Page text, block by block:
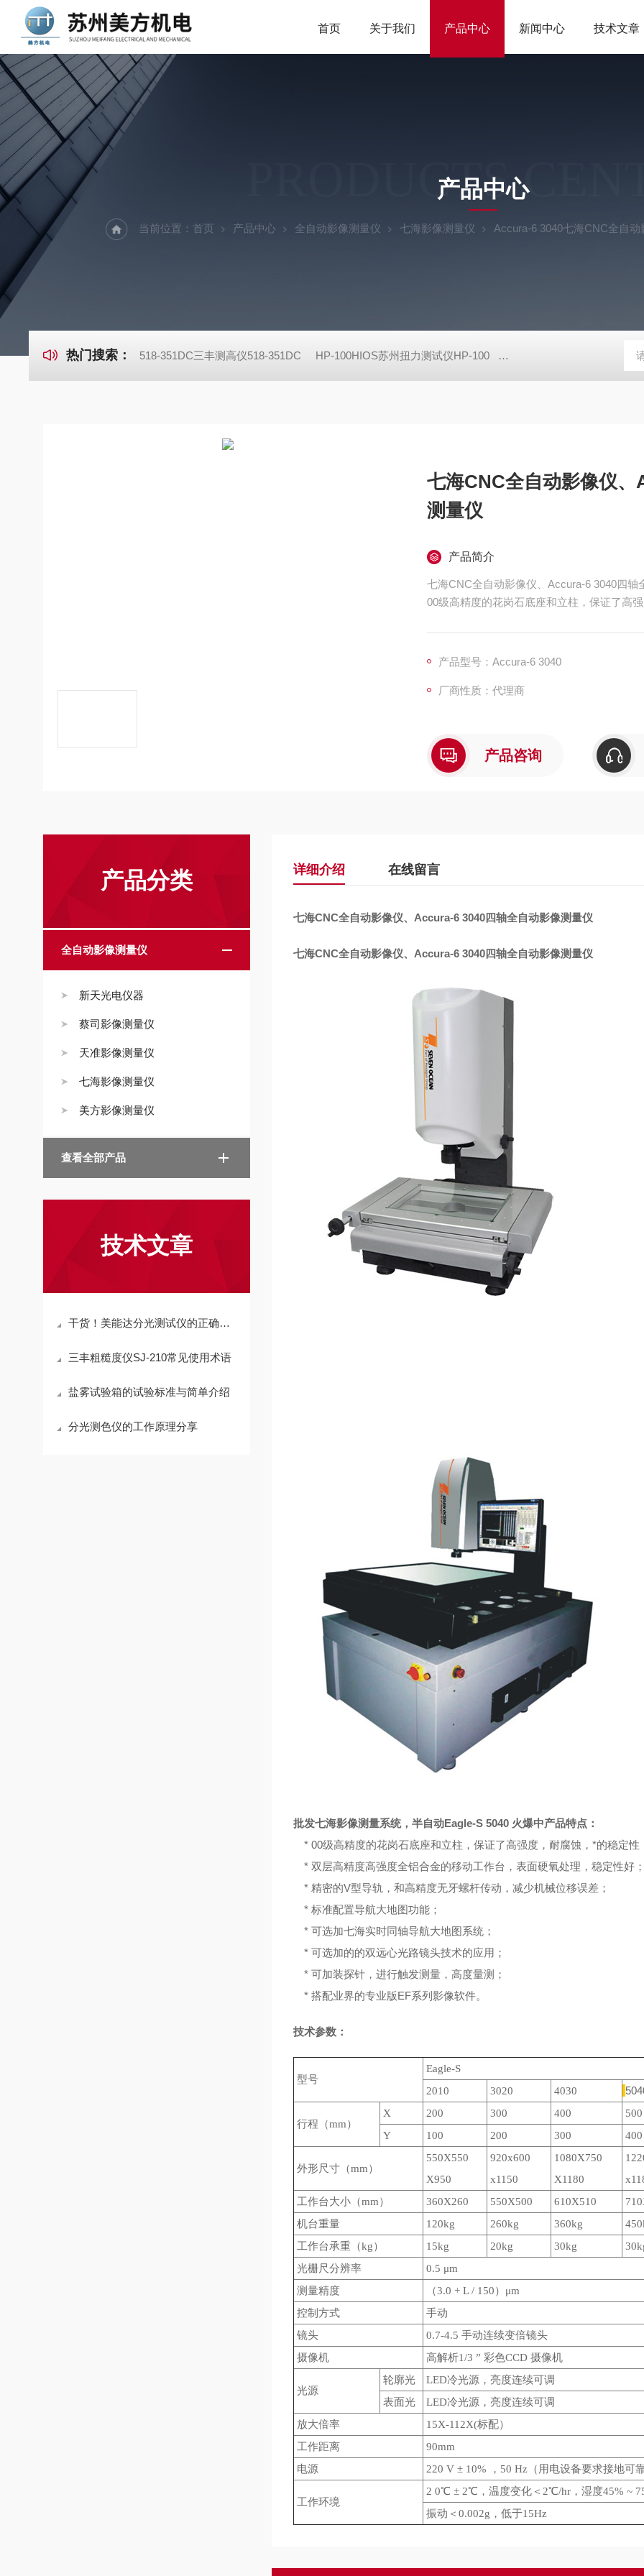
首页 关于我们 产品中心 新闻中心 技术文章
PRODUCTS
产品中心
当前位置： 首页 产品中心 全自动影像测量仪 七海影像测量仪 Accura-6 3040七海CNC全自
热门搜索： 518-351DC三丰测高仪518-351DC HP-100HIOS苏州扭力测试仪HP-100 CM-700D维修美能达CM-
七海CNC全自动影像仪
测量仪
产品简介
七海CNC全自动影像仪、Accura-6 3040四轴
00级高精度的花岗石底座和立柱，保证了高
产品型号：Accura-6 3040
厂商性质：代理商
产品咨询
产品分类
全自动影像测量仪
新天光电仪器
蔡司影像测量仪
天准影像测量仪
七海影像测量仪
美方影像测量仪
查看全部产品
技术文章
干货！美能达分光测试仪的正确使用方法大揭秘
三丰粗糙度仪SJ-210常见使用术语
盐雾试验箱的试验标准与简单介绍
分光测色仪的工作原理分享
详细介绍 在线留言
七海CNC全自动影像仪、Accura-6 3040四轴全自动影像测量仪
七海CNC全自动影像仪、Accura-6 3040四轴全自动影像测量仪
批发七海影像测量系统，半自动Eagle-S 5040 火爆中产品特点：
* 00级高精度的花岗石底座和立柱，保证了高强度，耐腐蚀，*的稳定性
* 双层高精度高强度全铝合金的移动工作台，表面硬氧处理，稳定性好
* 精密的V型导轨，和高精度无牙螺杆传动，减少机械位移误差；
* 标准配置导航大地图功能；
* 可选加七海实时同轴导航大地图系统；
* 可选加的的双远心光路镜头技术的应用；
* 可加装探针，进行触发测量，高度量测；
* 搭配业界的专业版EF系列影像软件。
技术参数：
型号
Eagle-S
2010
3020 4030
行程（mm）
X 200 300 400
500
Y
100 200 300 400
外形尺寸（mm）
550X550
X950
920x600
x1150
1080X750
X1180
工作台大小（mm）
360X260 550X500 610X510
机台重量
120kg 260kg 360kg
工作台承重（kg）
15kg 20kg 30kg
光栅尺分辨率
0.5 μm
测量精度
（3.0 + L / 150）μm
控制方式
手动
镜头
0.7-4.5 手动连续变倍镜头
摄像机
高解析1/3 ” 彩色CCD 摄像机
光源
轮廓光
LED冷光源，亮度连续可调
表面光
LED冷光源，亮度连续可调
放大倍率
15X-112X(标配）
工作距离
90mm
电源
220 V ± 10% ，50 Hz（用电设备要求接地可
工作环境
2 0℃ ± 2℃，温度变化＜2℃/hr，湿度45% ~
振动＜0.002g，低于15Hz